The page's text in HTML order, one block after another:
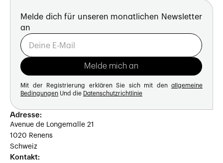
Melde dich für unseren monatlichen Newsletter
an
Mit der Registrierung erklären Sie sich mit den allgemeine
Bedingungen Und die Datenschutzrichtlinie
Adresse:
Avenue de Longemalle 21
1020 Renens
Schweiz
Kontakt: